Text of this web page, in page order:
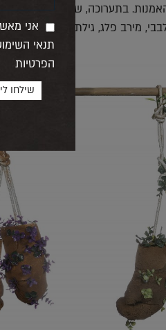
בתערוכה, שתוצג עד סוף
מירב פלג, גילת אורקין, קרן
אני
תנאי
הפרטיות